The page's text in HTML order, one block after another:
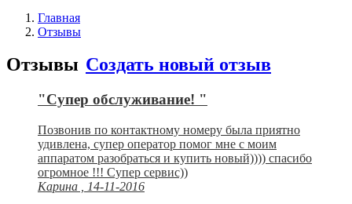
Главная
Отзывы
Отзывы Создать новый отзыв
"Супер обслуживание! "
Позвонив по контактному номеру была приятно
удивлена, супер оператор помог мне с моим
аппаратом разобраться и купить новый)))) спасибо
огромное !!! Супер сервис))
Карина , 14-11-2016